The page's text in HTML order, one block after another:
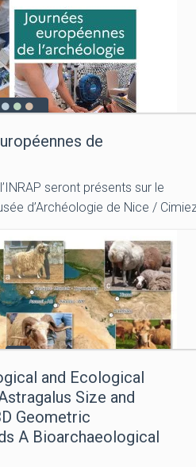
de
seront présents sur le
d’Archéologie de Nice /
and Ecological
Size and
Geometric
A Bioarchaeological